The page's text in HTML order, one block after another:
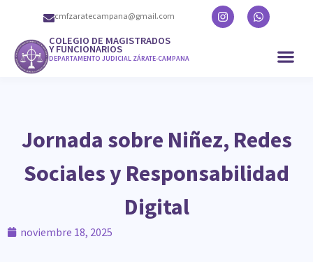
cmfzaratecampana@gmail.com
COLEGIO DE MAGISTRADOS
Y FUNCIONARIOS
DEPARTAMENTO JUDICIAL ZÁRATE-CAMPANA
Jornada sobre Niñez, Redes
Sociales y Responsabilidad
Digital
noviembre 18, 2025